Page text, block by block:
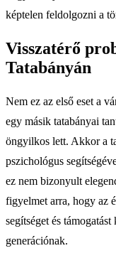
képtelen feldolgozni a
Visszatérő
Tatabányán
Nem ez az első eset a
egy másik tatabányai
öngyilkos lett. Akkor a
pszichológus
ez nem bizonyult
figyelmet arra, hogy az
segítséget és
generációnak.